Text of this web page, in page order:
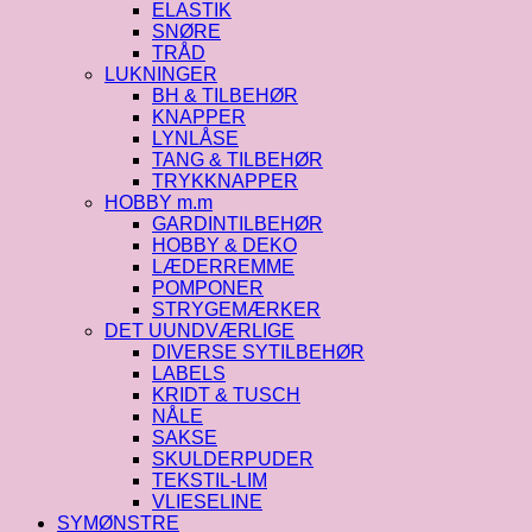
ELASTIK
SNØRE
TRÅD
LUKNINGER
BH & TILBEHØR
KNAPPER
LYNLÅSE
TANG & TILBEHØR
TRYKKNAPPER
HOBBY m.m
GARDINTILBEHØR
HOBBY & DEKO
LÆDERREMME
POMPONER
STRYGEMÆRKER
DET UUNDVÆRLIGE
DIVERSE SYTILBEHØR
LABELS
KRIDT & TUSCH
NÅLE
SAKSE
SKULDERPUDER
TEKSTIL-LIM
VLIESELINE
SYMØNSTRE